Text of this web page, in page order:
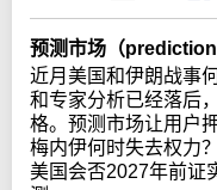
预测市场（
近月美国和伊朗战事
和专家分析已经落后
格。预测市场让用户
梅内伊何时失去权力
美国会否2027年前证